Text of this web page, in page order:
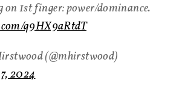
on 1st finger: power/dominance.
q9HX9aRtdT
(@mhirstwood)
2024